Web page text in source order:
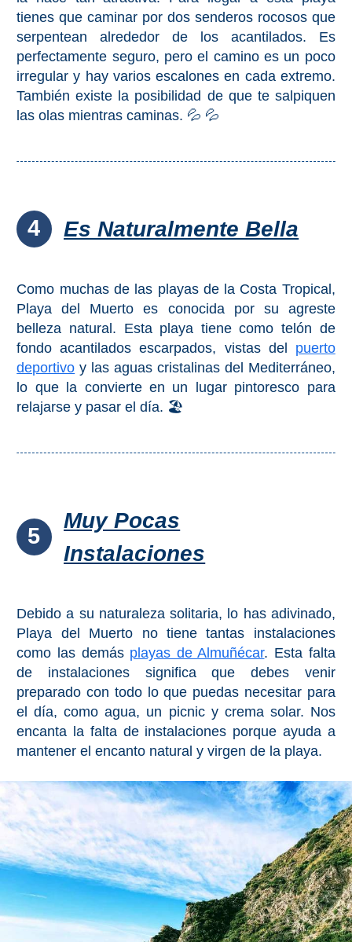
El Torcal de Antequera
Parqe AquaTropic
LOS
ALOJARSE
➜
Top Hoteles
Hostals
Apartmentos
Villas
Privadas
MEJORES
ALOJAMIENTOS
Hoteles Boutique
Hoteles con Piscina
PLANIFIQUE
SU
Restaurantes
Alquiler de
Coches
Turismo
tienes que caminar por dos senderos rocosos que
serpentean alrededor de los acantilados. Es
perfectamente seguro, pero el camino es un poco
irregular y hay varios escalones en cada extremo.
También existe la posibilidad de que te salpiquen
las olas mientras caminas. 💦 💦
4 Es Naturalmente Bella
Como muchas de las playas de la Costa Tropical,
Playa del Muerto es conocida por su agreste
belleza natural. Esta playa tiene como telón de
fondo acantilados escarpados, vistas del puerto
deportivo y las aguas cristalinas del Mediterráneo,
lo que la convierte en un lugar pintoresco para
relajarse y pasar el día. 🏖️
5
Muy Pocas
Instalaciones
Debido a su naturaleza solitaria, lo has adivinado,
Playa del Muerto no tiene tantas instalaciones
como las demás playas de Almuñécar. Esta falta
de instalaciones significa que debes venir
preparado con todo lo que puedas necesitar para
el día, como agua, un picnic y crema solar. Nos
encanta la falta de instalaciones porque ayuda a
mantener el encanto natural y virgen de la playa.